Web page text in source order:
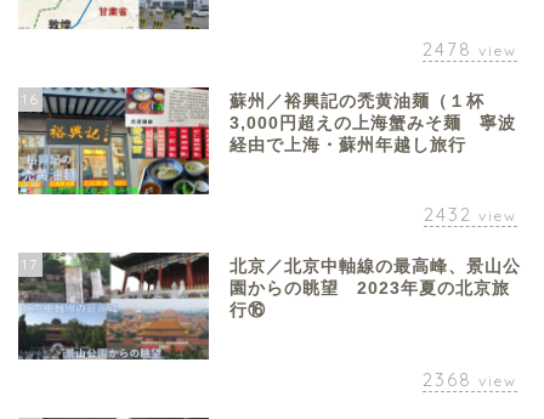
2478 view
16
蘇州／裕興記の禿黄油麺（１杯
3,000円超えの上海蟹みそ麺 寧波
経由で上海・蘇州年越し旅行
2432 view
17
北京／北京中軸線の最高峰、景山公
園からの眺望 2023年夏の北京旅
行⑯
2368 view